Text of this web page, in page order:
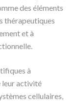
des éléments
thérapeutiques
et à
à
leur activité
cellulaires,